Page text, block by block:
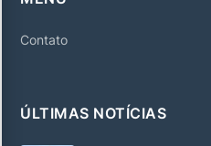
Contato
ÚLTIMAS NOTÍCIAS